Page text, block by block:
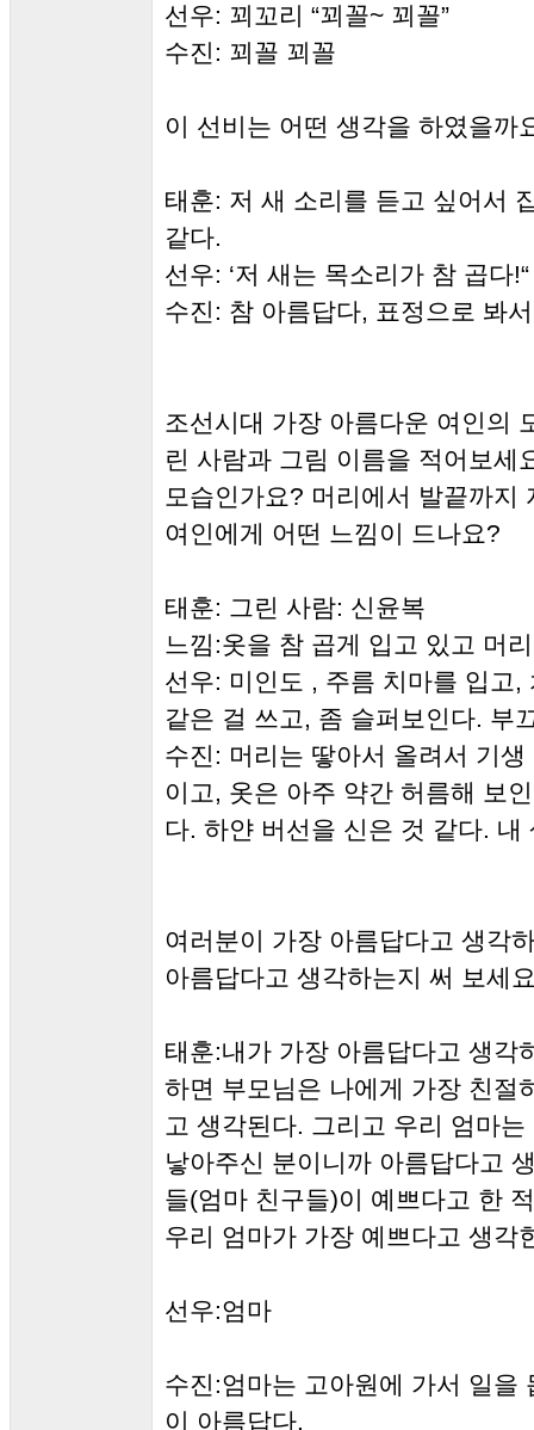
선우: 꾀꼬리 “꾀꼴~ 꾀꼴”
수진: 꾀꼴 꾀꼴
이 선비는 어떤 생각을 하였을까
태훈: 저 새 소리를 듣고 싶어서
같다.
선우: ‘저 새는 목소리가 참 곱다!“
수진: 참 아름답다, 표정으로 봐
조선시대 가장 아름다운 여인의
린 사람과 그림 이름을 적어보세
모습인가요? 머리에서 발끝까
여인에게 어떤 느낌이 드나요?
태훈: 그린 사람: 신윤복
느낌:옷을 참 곱게 입고 있고 머
선우: 미인도 , 주름 치마를 입고
같은 걸 쓰고, 좀 슬퍼보인다. 부
수진: 머리는 땋아서 올려서 기
이고, 옷은 아주 약간 허름해 보
다. 하얀 버선을 신은 것 같다.
여러분이 가장 아름답다고 생각
아름답다고 생각하는지 써 보세
태훈:내가 가장 아름답다고 생각
하면 부모님은 나에게 가장 친절
고 생각된다. 그리고 우리 엄마
낳아주신 분이니까 아름답다고
들(엄마 친구들)이 예쁘다고 한
우리 엄마가 가장 예쁘다고 생각
선우:엄마
수진:엄마는 고아원에 가서 일을
이 아름답다.